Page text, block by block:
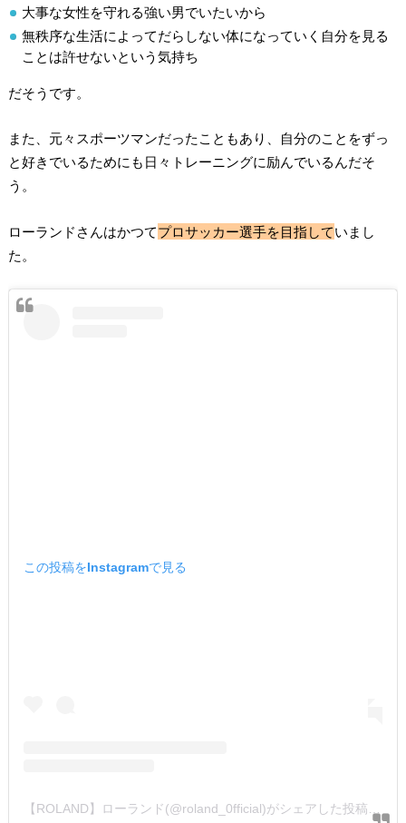
大事な女性を守れる強い男でいたいから
無秩序な生活によってだらしない体になっていく自分を見る
ことは許せないという気持ち
だそうです。
また、元々スポーツマンだったこともあり、自分のことをずっ
と好きでいるためにも日々トレーニングに励んでいるんだそ
う。
ローランドさんはかつてプロサッカー選手を目指していまし
た。
この投稿をInstagramで見る